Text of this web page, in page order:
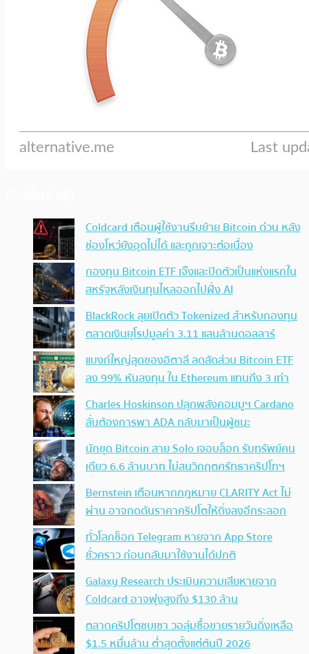
Coldcard เตือนผู้ใช้งานรีบย้าย Bitcoin ด่วน หลัง
ช่องโหว่ยังอุดไม่ได้ และถูกเจาะต่อเนื่อง
กองทุน Bitcoin ETF เจ๊งและปิดตัวเป็นแห่งแรกใน
สหรัฐหลังเงินทุนไหลออกไปฝั่ง AI
BlackRock ลุยเปิดตัว Tokenized สำหรับกองทุน
ตลาดเงินยุโรปมูลค่า 3.11 แสนล้านดอลลาร์
แบงก์ใหญ่สุดของอิตาลี ลดสัดส่วน Bitcoin ETF
ลง 99% หันลงทุน ใน Ethereum แทนถึง 3 เท่า
Charles Hoskinson ปลุกพลังคอมมูฯ Cardano
ลั่นต้องการพา ADA กลับมาเป็นผู้ชนะ
นักขุด Bitcoin สาย Solo เจอบล็อก รับทรัพย์คน
เดียว 6.6 ล้านบาท ไม่สนวิกฤตศรัทธาคริปโทฯ
Bernstein เตือนหากกฎหมาย CLARITY Act ไม่
ผ่าน อาจกดดันราคาคริปโตให้ดิ่งลงอีกระลอก
ทั่วโลกช็อก Telegram หายจาก App Store
ชั่วคราว ก่อนกลับมาใช้งานได้ปกติ
Galaxy Research ประเมินความเสียหายจาก
Coldcard อาจพุ่งสูงถึง $130 ล้าน
ตลาดคริปโตซบเซา วอลุ่มซื้อขายรายวันดิ่งเหลือ
$1.5 หมื่นล้าน ต่ำสุดตั้งแต่ต้นปี 2026